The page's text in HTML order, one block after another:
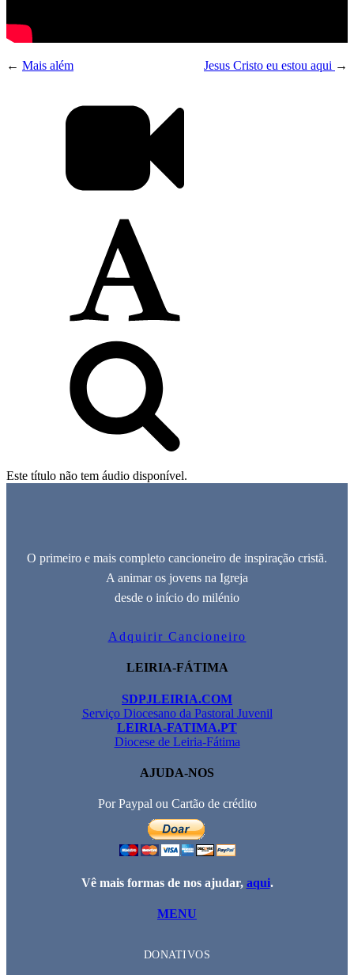
← Mais além Jesus Cristo eu estou aqui →
Este título não tem áudio disponível.
O primeiro e mais completo cancioneiro de inspiração cristã.
A animar os jovens na Igreja
desde o início do milénio
Adquirir Cancioneiro
LEIRIA-FÁTIMA
SDPJLEIRIA.COM
Serviço Diocesano da Pastoral Juvenil
LEIRIA-FATIMA.PT
Diocese de Leiria-Fátima
AJUDA-NOS
Por Paypal ou Cartão de crédito
Vê mais formas de nos ajudar, aqui.
MENU
DONATIVOS